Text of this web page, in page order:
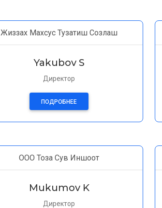
Жиззах Махсус Тузатиш Созлаш
Yakubov S
Директор
ПОДРОБНЕЕ
ООО Тоза Сув Иншоот
Mukumov K
Директор